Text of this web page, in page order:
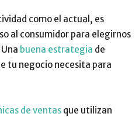
como el actual, es
al consumidor para elegirnos
buena estrategia de
tu negocio necesita para
de ventas que utilizan